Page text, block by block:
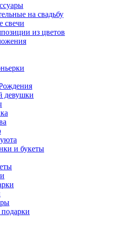
на свадьбу
свечи
из цветов
девушки
и букеты